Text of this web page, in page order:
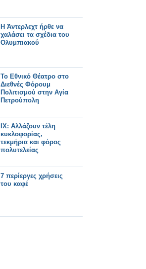
Η Άντερλεχτ ήρθε να
χαλάσει τα σχέδια του
Ολυμπιακού
Το Εθνικό Θέατρο στο
Διεθνές Φόρουμ
Πολιτισμού στην Αγία
Πετρούπολη
ΙΧ: Αλλάζουν τέλη
κυκλοφορίας,
τεκμήρια και φόρος
πολυτελείας
7 περίεργες χρήσεις
του καφέ